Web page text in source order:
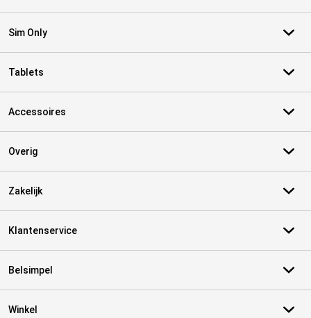
Sim Only
Tablets
Accessoires
Overig
Zakelijk
Klantenservice
Belsimpel
Winkel